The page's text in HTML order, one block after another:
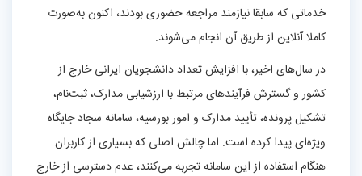
خدماتی که سابقا نیازمند مراجعه حضوری بودند، اکنون به‌صورت
کاملا آنلاین از طریق آن انجام می‌شوند.
در سال‌های اخیر، با افزایش تعداد دانشجویان ایرانی خارج از
کشور و گسترش فرآیندهای مرتبط با ارزشیابی مدارک، ثبت‌نام،
تشکیل پرونده، تأیید مدارک و امور بورسیه، سامانه سجاد جایگاه
ویژه‌ای پیدا کرده است. اما چالش اصلی که بسیاری از کاربران
هنگام استفاده از این سامانه تجربه می‌کنند، عدم دسترسی از خارج